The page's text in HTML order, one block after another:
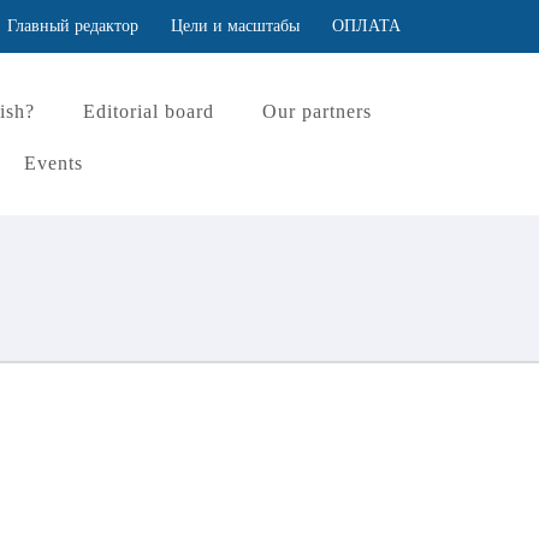
Главный редактор Цели и масштабы ОПЛАТА
Editorial board Our partners
Events